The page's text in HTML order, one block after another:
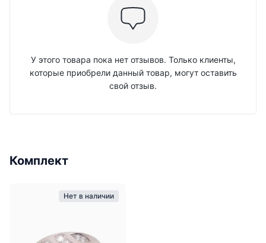
У этого товара пока нет отзывов. Только клиенты,
которые приобрели данный товар, могут оставить
свой отзыв.
Комплект
Нет в наличии